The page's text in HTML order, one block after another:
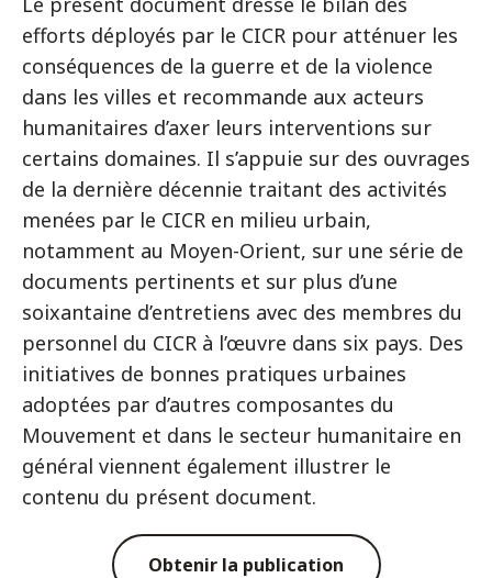
efforts déployés par le CICR pour atténuer les
conséquences de la guerre et de la violence
dans les villes et recommande aux acteurs
humanitaires d’axer leurs interventions sur
certains domaines. Il s’appuie sur des ouvrages
de la dernière décennie traitant des activités
menées par le CICR en milieu urbain,
notamment au Moyen-Orient, sur une série de
documents pertinents et sur plus d’une
soixantaine d’entretiens avec des membres du
personnel du CICR à l’œuvre dans six pays. Des
initiatives de bonnes pratiques urbaines
adoptées par d’autres composantes du
Mouvement et dans le secteur humanitaire en
général viennent également illustrer le
contenu du présent document.
Obtenir la publication